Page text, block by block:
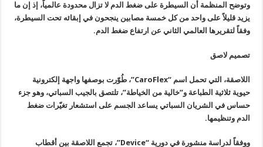
وتوضح المنظمة أن السيطرة على ضغط الدم لا تزال محدودة عالمياً، إذ إن ما
يزيد قليلاً على واحد من كل خمسة مصابين ينجحون في إبقائه تحت السيطرة،
وفقاً لتقريرها العالمي الثاني عن ارتفاع ضغط الدم.
تصميم لاصق
اللاصقة، التي تحمل اسم “CaroFlex”، طُوّرت بوصفها واجهة إلكترونية
حيوية ثلاثية الطباعة و”خالية من الخياطة”، تلتصق بالجيب السباتي، وهو جزء
حساس في الشريان السباتي يساعد الجسم على استشعار تغيّرات ضغط
الدم وتنظيمها.
ووفقاً لدراسة منشورة في دورية “Device”، تجمع اللاصقة بين أقطاب